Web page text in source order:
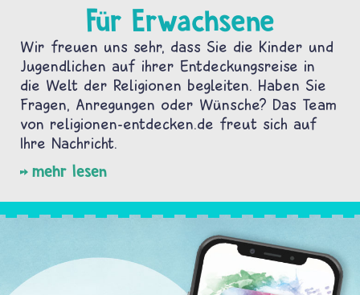
Für Erwachsene
Wir freuen uns sehr, dass Sie die Kinder und
Jugendlichen auf ihrer Entdeckungsreise in
die Welt der Religionen begleiten. Haben Sie
Fragen, Anregungen oder Wünsche? Das Team
von religionen-entdecken.de freut sich auf
Ihre Nachricht.
mehr lesen